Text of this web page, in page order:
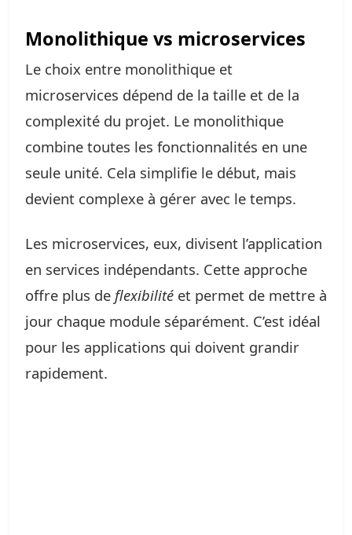
Monolithique vs microservices
Le choix entre monolithique et
microservices dépend de la taille et de la
complexité du projet. Le monolithique
combine toutes les fonctionnalités en une
seule unité. Cela simplifie le début, mais
devient complexe à gérer avec le temps.
Les microservices, eux, divisent l’application
en services indépendants. Cette approche
offre plus de flexibilité et permet de mettre à
jour chaque module séparément. C’est idéal
pour les applications qui doivent grandir
rapidement.